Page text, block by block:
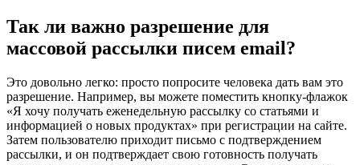
Так ли важно разрешение для
массовой рассылки писем email?
Это довольно легко: просто попросите человека дать вам это
разрешение. Например, вы можете поместить кнопку-флажок
«Я хочу получать еженедельную рассылку со статьями и
информацией о новых продуктах» при регистрации на сайте.
Затем пользователю приходит письмо с подтверждением
рассылки, и он подтверждает свою готовность получать